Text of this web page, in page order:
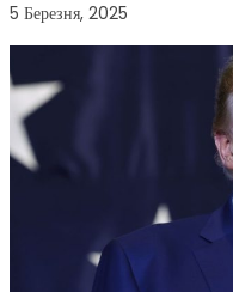
5 Березня, 2025